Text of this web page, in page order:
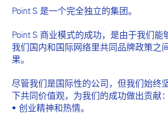
Point S 是一个完全独立的集团。
Point S 商业模式的成功，是由于我们能
我们国内和国际网络里共同品牌政策之
果。
尽管我们是国际性的公司，但我们始终
下共同价值观，为我们的成功做出贡献：
• 创业精神和热情。